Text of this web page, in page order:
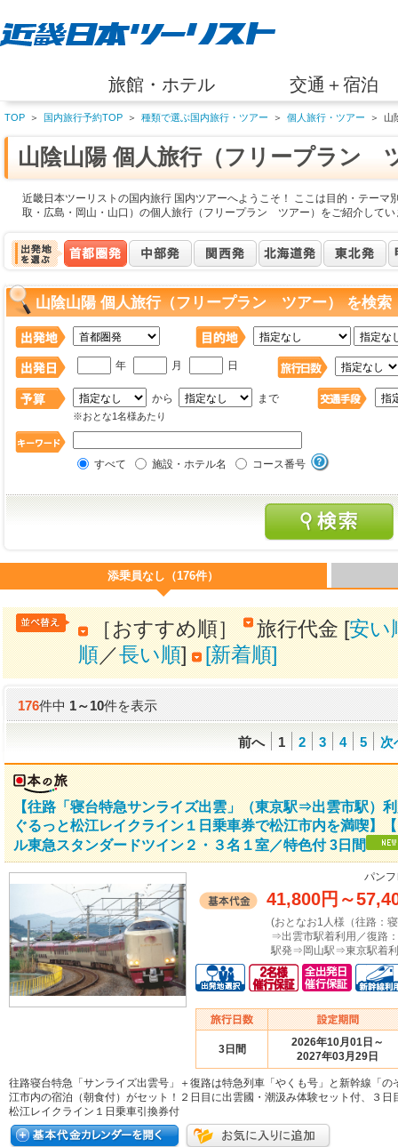
旅館・ホテル 交通＋宿泊
TOP ＞ 国内旅行予約TOP ＞ 種類で選ぶ国内旅行・ツアー ＞ 個人旅行・ツアー ＞ 山
山陰山陽 個人旅行（フリープラン
近畿日本ツーリストの国内旅行 国内ツアーへようこそ！ ここは目的・テーマ
取・広島・岡山・山口）の個人旅行（フリープラン ツアー）をご紹介してい
山陰山陽 個人旅行（フリープラン ツアー） を検索
年 月 日
から まで
※おとな1名様あたり
すべて 施設・ホテル名 コース番号
添乗員なし（176件）
［おすすめ順］ 旅行代金 [安い
順／長い順] [新着順]
176件中1～10件を表示
前へ 1 2 3 4 5 次
【往路「寝台特急サンライズ出雲」（東京駅⇒出雲市駅）
ぐるっと松江レイクライン１日乗車券で松江市内を満喫】
ル東急スタンダードツイン２・３名１室／特色付 3日間
パン
41,800円 ～
(おとなお1人様（往路：
⇒出雲市駅着利用／復路
駅発⇒岡山駅⇒東京駅着
3日間
2026年10月01日～
2027年03月29日
往路寝台特急「サンライズ出雲号」＋復路は特急列車「やくも号」と新幹線「の
江市内の宿泊（朝食付）がセット！２日目に出雲國・潮汲み体験セット付、３日
松江レイクライン１日乗車引換券付